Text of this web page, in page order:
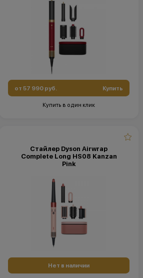
от 57 990 руб. Купить
Купить в один клик
Стайлер Dyson Airwrap
Complete Long HS08 Kanzan
Pink
Нет в наличии